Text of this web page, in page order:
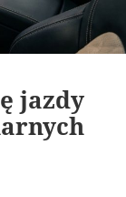
jazdy